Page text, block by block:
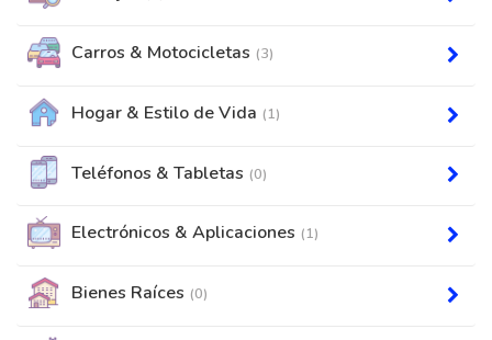
Carros & Motocicletas (3)
Hogar & Estilo de Vida (1)
Teléfonos & Tabletas (0)
Electrónicos & Aplicaciones (1)
Bienes Raíces (0)